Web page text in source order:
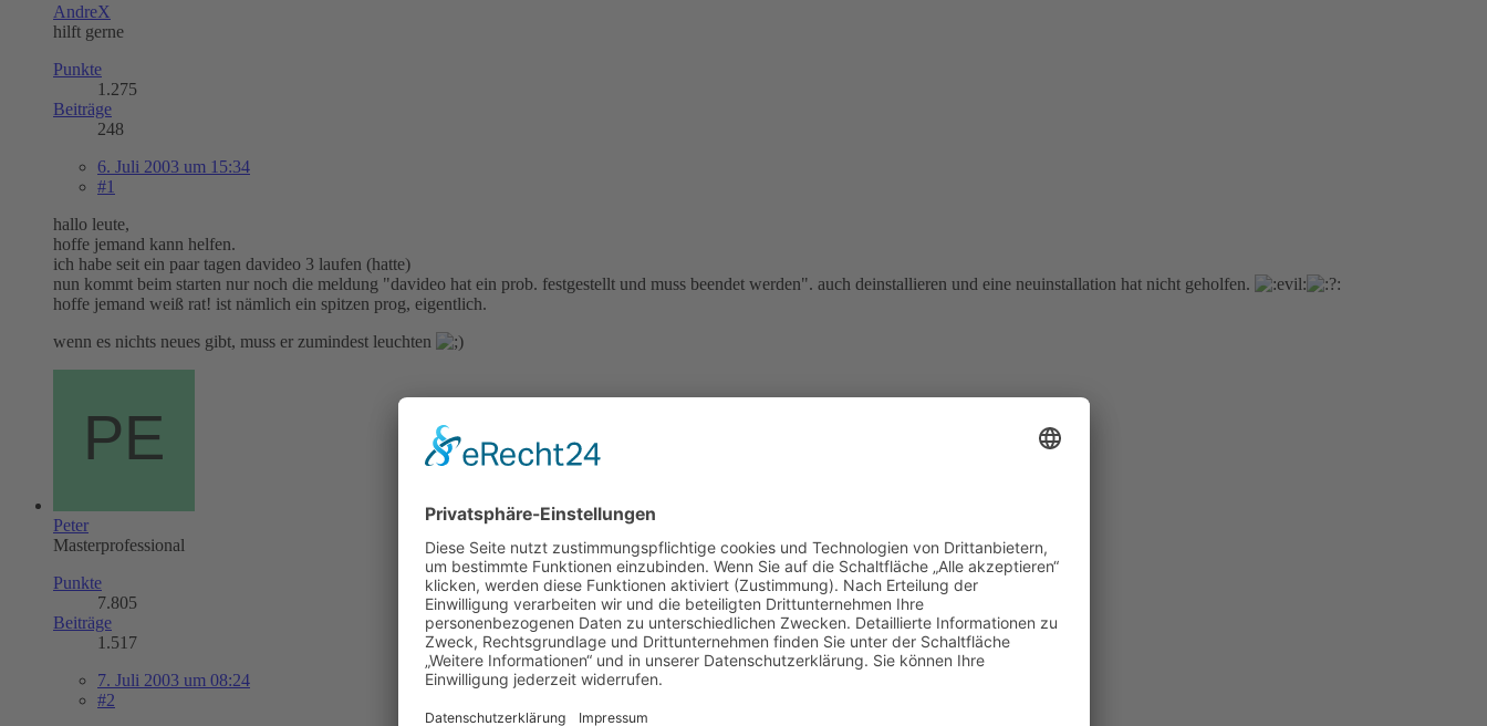
AndreX
hilft gerne
Punkte
1.275
Beiträge
248
6. Juli 2003 um 15:34
#1
hallo leute,
hoffe jemand kann helfen.
ich habe seit ein paar tagen davideo 3 laufen (hatte)
nun kommt beim starten nur noch die meldung "davideo hat ein prob. festgestellt und muss beendet werden". auch deinstallieren und eine neuinstallation hat nicht geholfen.
hoffe jemand weiß rat! ist nämlich ein spitzen prog, eigentlich.
wenn es nichts neues gibt, muss er zumindest leuchten
Peter
Masterprofessional
Punkte
7.805
Beiträge
1.517
7. Juli 2003 um 08:24
#2